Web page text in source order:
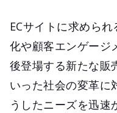
ECサイトに求めら
化や顧客エンゲージ
後登場する新たな販
いった社会の変革に
うしたニーズを迅速